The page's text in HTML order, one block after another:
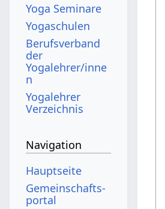
Yoga Seminare
Yogaschulen
Berufsverband
der
Yogalehrer/inne
n
Yogalehrer
Verzeichnis
Navigation
Hauptseite
Gemeinschafts­
portal